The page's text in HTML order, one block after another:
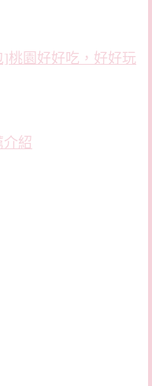
]桃園好好吃，好好玩
介紹